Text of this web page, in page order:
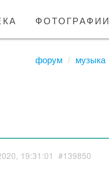
фотографии
форум музыка
19:31:01 #139850